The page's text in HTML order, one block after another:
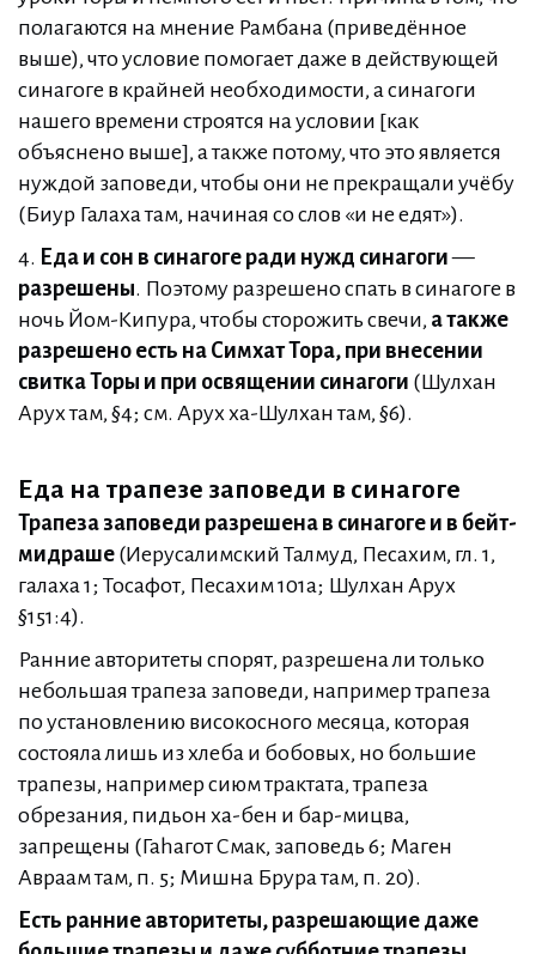
полагаются на мнение Рамбана (приведённое
выше), что условие помогает даже в действующей
синагоге в крайней необходимости, а синагоги
нашего времени строятся на условии [как
объяснено выше], а также потому, что это является
нуждой заповеди, чтобы они не прекращали учёбу
(Биур Галаха там, начиная со слов «и не едят»).
4. Еда и сон в синагоге ради нужд синагоги—
разрешены. Поэтому разрешено спать в синагоге в
ночь Йом-Кипура, чтобы сторожить свечи, а также
разрешено есть на Симхат Тора, при внесении
свитка Торы и при освящении синагоги (Шулхан
Арух там, §4; см. Арух ха-Шулхан там, §6).
Еда на трапезе заповеди в синагоге
Трапеза заповеди разрешена в синагоге и в бейт-
мидраше (Иерусалимский Талмуд, Песахим, гл. 1,
галаха 1; Тосафот, Песахим 101a; Шулхан Арух
§151:4).
Ранние авторитеты спорят, разрешена ли только
небольшая трапеза заповеди, например трапеза
по установлению високосного месяца, которая
состояла лишь из хлеба и бобовых, но большие
трапезы, например сиюм трактата, трапеза
обрезания, пидьон ха-бен и бар-мицва,
запрещены (Гаһагот Смак, заповедь 6; Маген
Авраам там, п. 5; Мишна Брура там, п. 20).
Есть ранние авторитеты, разрешающие даже